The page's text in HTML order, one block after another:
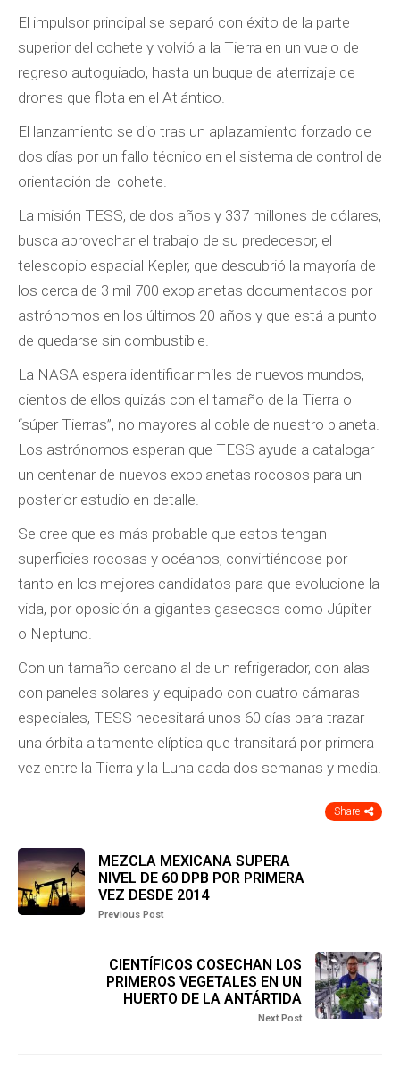
El impulsor principal se separó con éxito de la parte
superior del cohete y volvió a la Tierra en un vuelo de
regreso autoguiado, hasta un buque de aterrizaje de
drones que flota en el Atlántico.
El lanzamiento se dio tras un aplazamiento forzado de
dos días por un fallo técnico en el sistema de control de
orientación del cohete.
La misión TESS, de dos años y 337 millones de dólares,
busca aprovechar el trabajo de su predecesor, el
telescopio espacial Kepler, que descubrió la mayoría de
los cerca de 3 mil 700 exoplanetas documentados por
astrónomos en los últimos 20 años y que está a punto
de quedarse sin combustible.
La NASA espera identificar miles de nuevos mundos,
cientos de ellos quizás con el tamaño de la Tierra o
“súper Tierras”, no mayores al doble de nuestro planeta.
Los astrónomos esperan que TESS ayude a catalogar
un centenar de nuevos exoplanetas rocosos para un
posterior estudio en detalle.
Se cree que es más probable que estos tengan
superficies rocosas y océanos, convirtiéndose por
tanto en los mejores candidatos para que evolucione la
vida, por oposición a gigantes gaseosos como Júpiter
o Neptuno.
Con un tamaño cercano al de un refrigerador, con alas
con paneles solares y equipado con cuatro cámaras
especiales, TESS necesitará unos 60 días para trazar
una órbita altamente elíptica que transitará por primera
vez entre la Tierra y la Luna cada dos semanas y media.
Share
MEZCLA MEXICANA SUPERA
NIVEL DE 60 DPB POR PRIMERA
VEZ DESDE 2014
Previous Post
CIENTÍFICOS COSECHAN LOS
PRIMEROS VEGETALES EN UN
HUERTO DE LA ANTÁRTIDA
Next Post